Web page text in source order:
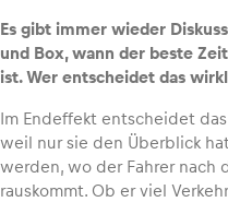
Es gibt immer wieder
und Box, wann der beste
ist. Wer entscheidet das
Im Endeffekt entscheidet
weil nur sie den Überblick
werden, wo der Fahrer nach
rauskommt. Ob er viel